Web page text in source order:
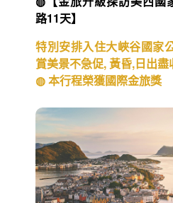
路11天】
特別安排入住大峽谷國家
賞美景不急促, 黃昏,日出盡
◍ 本行程榮獲國際金旅獎